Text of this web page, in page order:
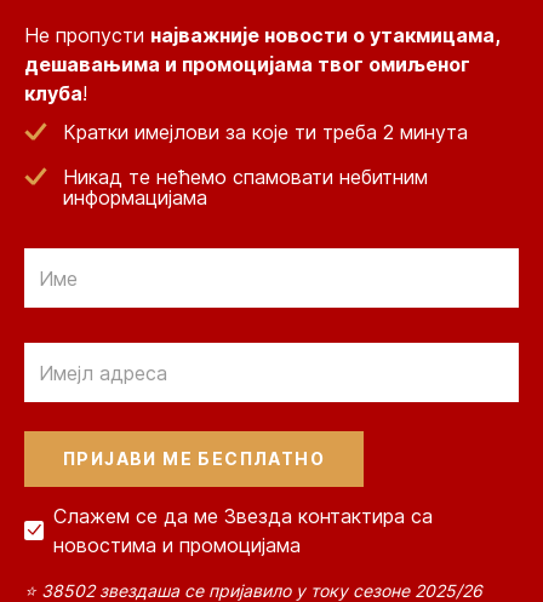
Не пропусти најважније новости о утакмицама,
дешавањима и промоцијама твог омиљеног
клуба!
Кратки имејлови за које ти треба 2 минута
Никад те нећемо спамовати небитним
информацијама
Слажем се да ме Звезда контактира са
новостима и промоцијама
⭐ 38502 звездаша се пријавило у току сезоне 2025/26